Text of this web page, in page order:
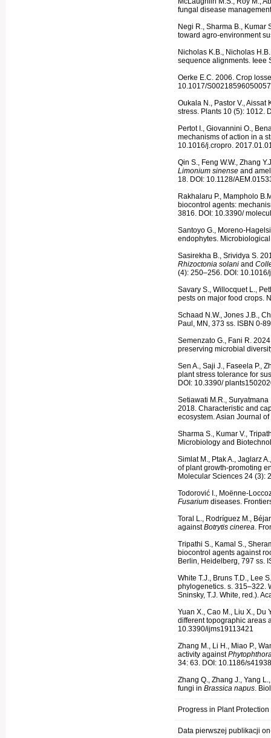
fungal disease
Negi R., Sharma B., Kumar
toward agro‑environment
Nicholas K.B., Nicholas
sequence align­ments. Ieee
Oerke E.C. 2006. Crop
10.1017/
Oukala N., Pastor V.,
stress. Plants 10 (5): 1012.
Pertot I., Giovannini O.,
mecha­nisms of action in a
10.1016/j.cropro.
Qin S., Feng W.W., Zhang
Limo­nium sinense and
18. DOI: 10.1128/
Rakhalaru P., Mampholo
biocontrol agents:
3816. DOI: 10.3390/
Santoyo G., Moreno-
endo­phytes.
Sasirekha B., Srividya S.
Rhizoctonia solani and
(4): 250–256. DOI:
Savary S., Willocquet L.,
pests on major food crops.
Schaad N.W., Jones J.B.,
Paul, MN, 373 ss. ISBN 0-
Semenzato G., Fani R.
preserving microbial
Sen A., Saji J., Faseela P.,
plant stress tolerance for
DOI: 10.3390/
Setiawati M.R.,
2018. Characteristic and
ecosystem. Asian Journal
Sharma S., Kumar V.,
Micro­biology and
Simlat M., Ptak A., Jaglarz
of plant growth-promoting
Molecular Sci­ences 24 (3):
Todorović I., Moënne-
Fusarium diseases.
Toral L., Rodríguez M.,
againstBotrytis cinerea.
Tripathi S., Kamal S.,
biocontrol agents against
Berlin, Heidelberg, 797 ss.
White T.J., Bruns T.D., Lee
phylogenetics. s. 315–322.
Sninsky, T.J. White, red.).
Yuan X., Cao M., Liu X., Du
different topographic areas
10.3390/ijms19113421
Zhang M., Li H., Miao P.,
activity against
34: 63. DOI: 10.1186/
Zhang Q., Zhang J., Yang
fungi in Brassica napus.
Progress in Plant
Data pierwszej publikacji